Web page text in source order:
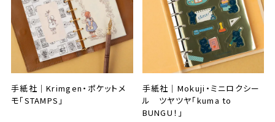
手紙社｜Krimgen・ポケットメ
モ「STAMPS」
手紙社｜Mokuji・ミニロクシー
ル ツヤツヤ「kuma to
BUNGU！」